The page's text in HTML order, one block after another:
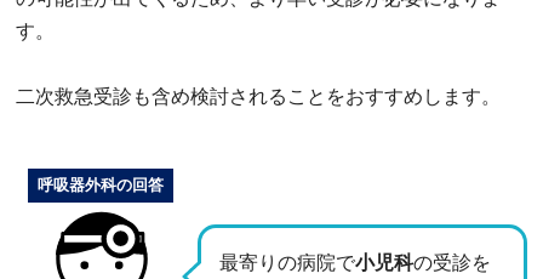
す。
二次救急受診も含め検討されることをおすすめします。
最寄りの病院で小児科の受診を
呼吸器外科の回答